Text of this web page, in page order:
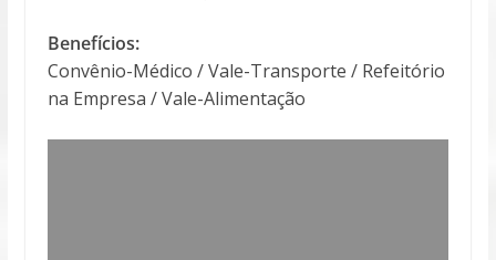
Benefícios:
Convênio-Médico / Vale-Transporte / Refeitório
na Empresa / Vale-Alimentação